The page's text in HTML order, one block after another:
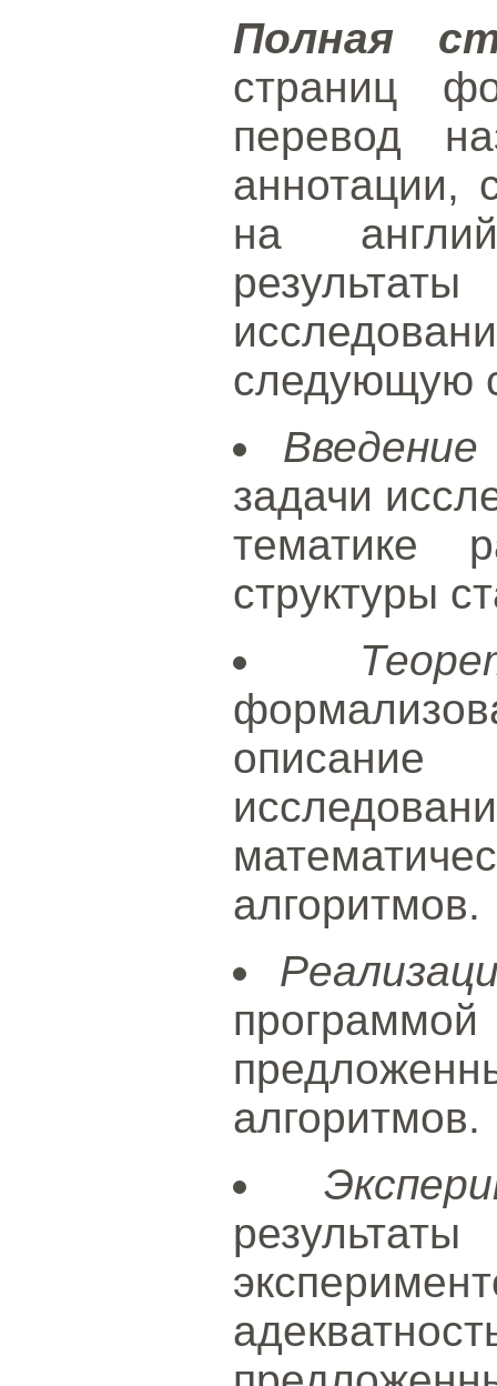
Полная
страниц
перевод
аннотации,
на
следующую
Введение
задачи
тематике
структуры
алгоритмов.
алгоритмов.